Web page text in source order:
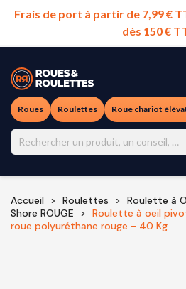
Frais de port à partir de 7,99 €
dès 150 €
Roues Roulettes Roue chariot
Accueil Roulettes
Roulette à
Shore ROUGE
Roulette à oeil
roue polyuréthane rouge - 40 Kg